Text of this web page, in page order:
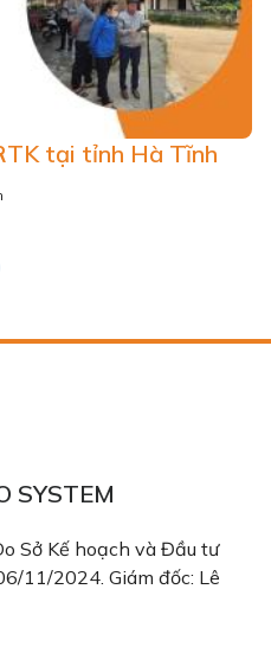
tại tỉnh Hà Tĩnh
SYSTEM
Sở Kế hoạch và Đầu tư
11/2024. Giám đốc: Lê